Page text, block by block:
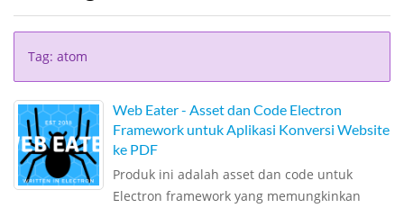
Tag: atom
Web Eater - Asset dan Code Electron
Framework untuk Aplikasi Konversi Website
ke PDF
Produk ini adalah asset dan code untuk
Electron framework yang memungkinkan